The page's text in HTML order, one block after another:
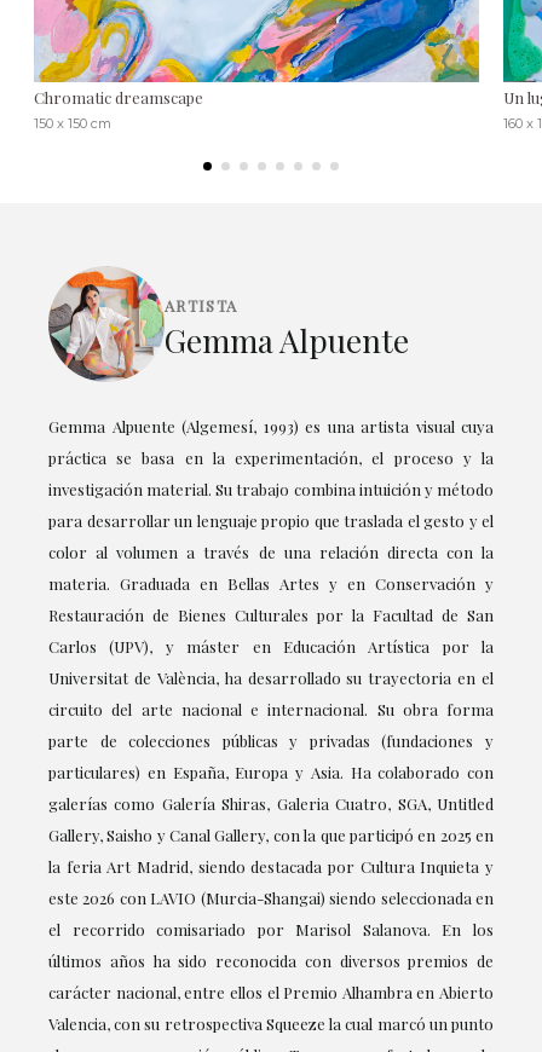
Chromatic dreamscape
150 x 150 cm
Un
160 x
ARTISTA
Gemma Alpuente
Gemma Alpuente (Algemesí, 1993) es una artista visual cuya
práctica se basa en la experimentación, el proceso y la
investigación material. Su trabajo combina intuición y método
para desarrollar un lenguaje propio que traslada el gesto y el
color al volumen a través de una relación directa con la
materia. Graduada en Bellas Artes y en Conservación y
Restauración de Bienes Culturales por la Facultad de San
Carlos (UPV), y máster en Educación Artística por la
Universitat de València, ha desarrollado su trayectoria en el
circuito del arte nacional e internacional. Su obra forma
parte de colecciones públicas y privadas (fundaciones y
particulares) en España, Europa y Asia. Ha colaborado con
galerías como Galería Shiras, Galeria Cuatro, SGA, Untitled
Gallery, Saisho y Canal Gallery, con la que participó en 2025 en
la feria Art Madrid, siendo destacada por Cultura Inquieta y
este 2026 con LAVIO (Murcia-Shangai) siendo seleccionada en
el recorrido comisariado por Marisol Salanova. En los
últimos años ha sido reconocida con diversos premios de
carácter nacional, entre ellos el Premio Alhambra en Abierto
Valencia, con su retrospectiva Squeeze la cual marcó un punto